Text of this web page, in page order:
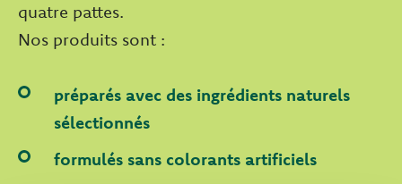
quatre pattes.
Nos produits sont :
préparés avec des ingrédients naturels
sélectionnés
formulés sans colorants artificiels